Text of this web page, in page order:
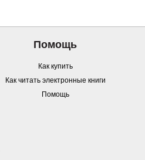
Помощь
Как купить
Как читать электронные книги
Помощь